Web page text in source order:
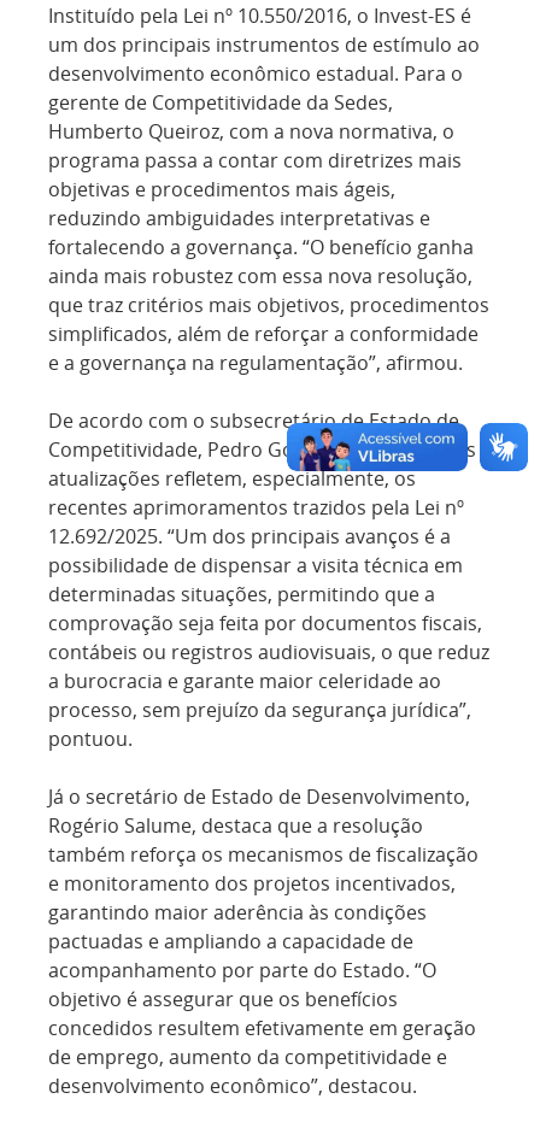
Instituído pela Lei nº 10.550/2016, o Invest-ES é
um dos principais instrumentos de estímulo ao
desenvolvimento econômico estadual. Para o
gerente de Competitividade da Sedes,
Humberto Queiroz, com a nova normativa, o
programa passa a contar com diretrizes mais
objetivas e procedimentos mais ágeis,
reduzindo ambiguidades interpretativas e
fortalecendo a governança. “O benefício ganha
ainda mais robustez com essa nova resolução,
que traz critérios mais objetivos, procedimentos
simplificados, além de reforçar a conformidade
e a governança na regulamentação”, afirmou.
De acordo com o subsecretário de Estado de
Competitividade, Pedro Gomes de Sá Junior, as
atualizações refletem, especialmente, os
recentes aprimoramentos trazidos pela Lei nº
12.692/2025. “Um dos principais avanços é a
possibilidade de dispensar a visita técnica em
determinadas situações, permitindo que a
comprovação seja feita por documentos fiscais,
contábeis ou registros audiovisuais, o que reduz
a burocracia e garante maior celeridade ao
processo, sem prejuízo da segurança jurídica”,
pontuou.
Já o secretário de Estado de Desenvolvimento,
Rogério Salume, destaca que a resolução
também reforça os mecanismos de fiscalização
e monitoramento dos projetos incentivados,
garantindo maior aderência às condições
pactuadas e ampliando a capacidade de
acompanhamento por parte do Estado. “O
objetivo é assegurar que os benefícios
concedidos resultem efetivamente em geração
de emprego, aumento da competitividade e
desenvolvimento econômico”, destacou.